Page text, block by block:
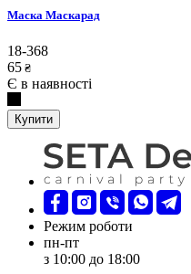
Маска Маскарад
18-368
65 ₴
Є в наявності
Купити
Режим роботи
пн-пт
з 10:00 до 18:00